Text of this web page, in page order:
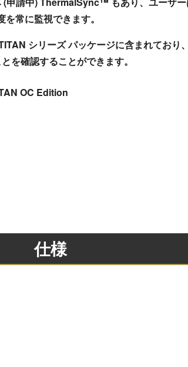
常に監視できます。
シリーズ パッケージに含まれており
を確認することができます。
OC Edition
仕様